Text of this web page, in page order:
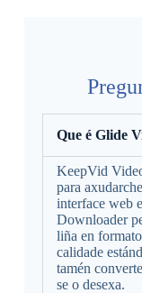
Que é Glide
KeepVid
para
interface web
Downloader
liña en
calidade
tamén
se o desexa.